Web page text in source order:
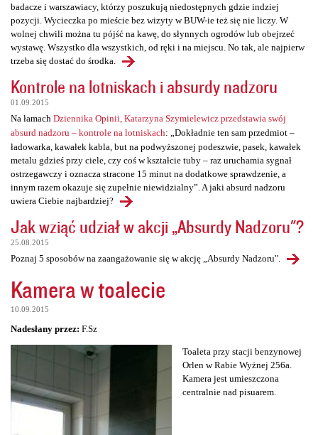
badacze i warszawiacy, którzy poszukują niedostępnych gdzie indziej
pozycji. Wycieczka po mieście bez wizyty w BUW-ie też się nie liczy. W
wolnej chwili można tu pójść na kawę, do słynnych ogrodów lub obejrzeć
wystawę. Wszystko dla wszystkich, od ręki i na miejscu. No tak, ale najpierw
trzeba się dostać do środka.
Kontrole na lotniskach i absurdy nadzoru
01.09.2015
Na łamach Dziennika Opinii, Katarzyna Szymielewicz przedstawia swój
absurd nadzoru – kontrole na lotniskach: „Dokładnie ten sam przedmiot –
ładowarka, kawałek kabla, but na podwyższonej podeszwie, pasek, kawałek
metalu gdzieś przy ciele, czy coś w kształcie tuby – raz uruchamia sygnał
ostrzegawczy i oznacza stracone 15 minut na dodatkowe sprawdzenie, a
innym razem okazuje się zupełnie niewidzialny”. A jaki absurd nadzoru
uwiera Ciebie najbardziej?
Jak wziąć udział w akcji „Absurdy Nadzoru"?
25.08.2015
Poznaj 5 sposobów na zaangażowanie się w akcję „Absurdy Nadzoru".
Kamera w toalecie
10.09.2015
Nadesłany przez: F.Sz
Toaleta przy stacji benzynowej
Orlen w Rabie Wyżnej 256a.
Kamera jest umieszczona
centralnie nad pisuarem.